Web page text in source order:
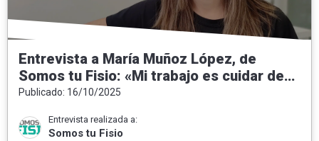
Entrevista a María Muñoz López, de
Somos tu Fisio: «Mi trabajo es cuidar de
las personas, del equipo y de un proyecto
Publicado: 16/10/2025
Entrevista realizada a:
Somos tu Fisio